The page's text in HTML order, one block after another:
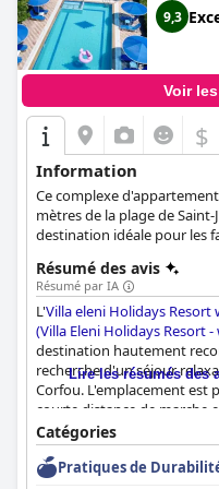
9,3
Voir
$
Information
Ce complexe
mètres de la plage de
destination idéale pour les
et la pêche à la rivière ou à
proximité de la propriété.
promener sur les sentiers
randonnée ou demander
expérience d'équitation
également être organisées
moments de plaisir et de
Résumé des avis
Résumé par IA
L'Villa eleni Holidays
(Villa Eleni Holidays Resort
destination hautement
recherche d'un séjour
Corfou. L'emplacement est
courte distance de marche
Les appartements sont
tout ce dont vous avez
personnel est
Lire les résumés des
Catégories
Pratiques de